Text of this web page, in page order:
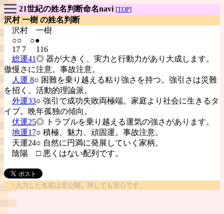
21世紀の姓名判断命名navi [TOP]
沢村 一樹 の姓名判断
沢村 一樹
○○ ○●
17 7 116
総運41◎ 器が大きく、実力と行動力があり大成します。
傲慢さに注意。事故注意。
人運 8○ 困難を乗り越える粘り強さを持つ。強引さは災難
を招く。活動的理論派。
外運33○ 強引で成功失敗両極端。家庭より社会に生きるタ
イプ。晩年孤独の傾向。
伏運25◎ トラブルを乗り越える運気の強さがあります。
地運17○ 積極、魅力、頑固運。事故注意。
天運24○ 自然に円満に発展していく家柄。
陰陽 □ 悪くはない配列です。
↑入力した名前は非公開。押しても安心です。